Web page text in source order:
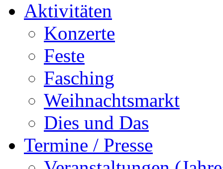
Aktivitäten
Konzerte
Feste
Fasching
Weihnachtsmarkt
Dies und Das
Termine / Presse